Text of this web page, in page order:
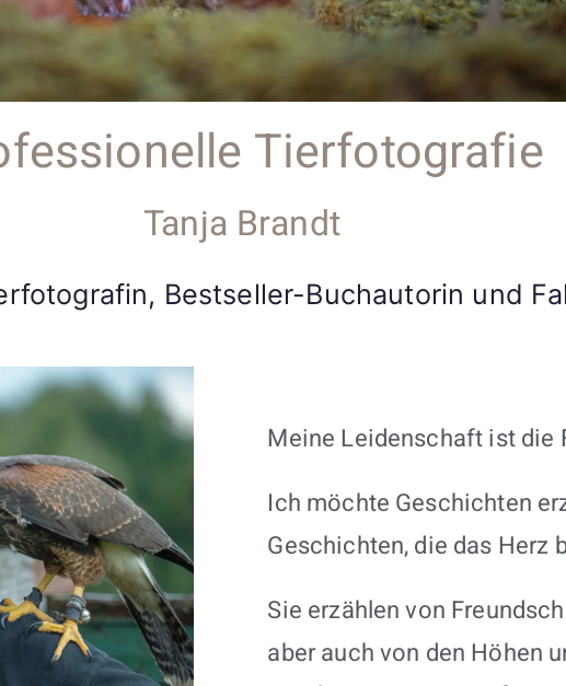
Tierfotografie
Tanja Brandt
Bestseller-Buchautorin und
Meine Leidenschaft ist die
Ich möchte Geschichten
Geschichten, die das Herz
Sie erzählen von
aber auch von den Höhen